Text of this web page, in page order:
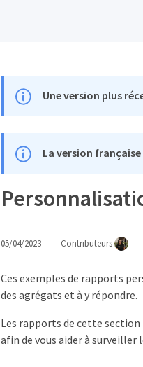
Une version plus
La version
05/04/2023 Contributeurs
Ces exemples de rapports
des agrégats et à y répondre.
Les rapports de cette
afin de vous aider à surveiller